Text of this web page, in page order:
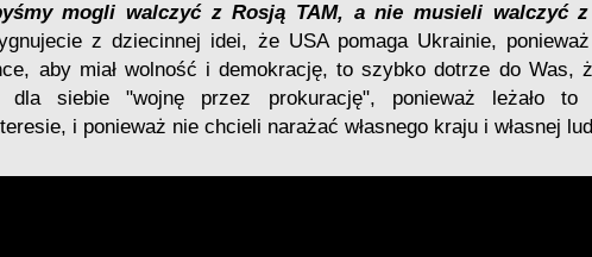
mogli walczyć z Rosją TAM, a nie musieli walczyć
z dziecinnej idei, że USA pomaga Ukrainie,
aby miał wolność i demokrację, to szybko dotrze do Was,
dla siebie "wojnę przez prokurację", ponieważ leżało
i ponieważ nie chcieli narażać własnego kraju i własnej